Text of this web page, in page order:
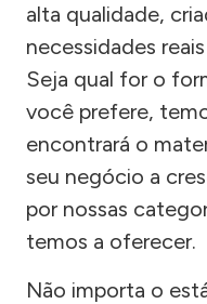
alta qualidade,
necessidades
Seja qual for o
você prefere,
encontrará o
seu negócio a
por nossas
temos a oferecer.
Não importa o